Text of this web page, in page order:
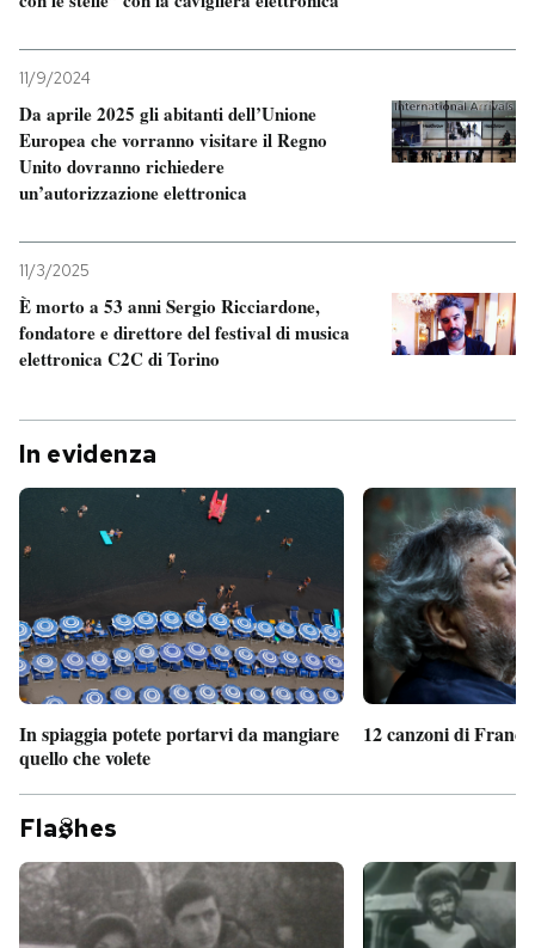
11/9/2024
Da aprile 2025 gli abitanti dell’Unione
Europea che vorranno visitare il Regno
Unito dovranno richiedere
un’autorizzazione elettronica
11/3/2025
È morto a 53 anni Sergio Ricciardone,
fondatore e direttore del festival di musica
elettronica C2C di Torino
In evidenza
In spiaggia potete portarvi da mangiare
quello che volete
12 canzoni di
Fla hes